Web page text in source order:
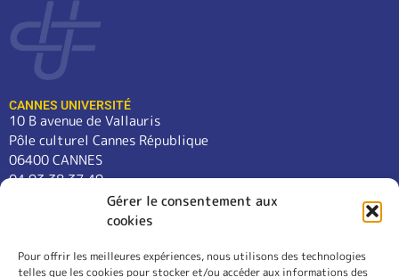
Gérer le consentement aux
cookies
Pour offrir les meilleures expériences, nous utilisons des technologies
telles que les cookies pour stocker et/ou accéder aux informations des
CANNES UNIVERSITÉ
10 B avenue de Vallauris
Pôle culturel Cannes République
06400 CANNES
04 93 38 37 49
contact@cannes-universite.fr
COURS